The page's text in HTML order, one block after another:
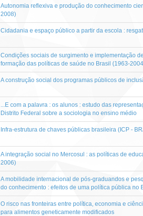
Autonomia reflexiva e produção do conhecimento
2008)
Cidadania e espaço público a partir da escola :
Condições sociais de surgimento e implementação
formação das políticas de saúde no Brasil (1963-
A construção social dos programas públicos de
...E com a palavra : os alunos : estudo das
Distrito Federal sobre a sociologia no ensino médio
Infra-estrutura de chaves públicas brasileira (ICP -
A integração social no Mercosul : as políticas de
2006)
A mobilidade internacional de pós-graduandos e
do conhecimento : efeitos de uma política pública no
O risco nas fronteiras entre política, economia e
para alimentos geneticamente modificados